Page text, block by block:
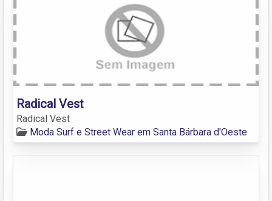
Radical Vest
Radical Vest
Moda Surf e Street Wear em Santa Bárbara d'Oeste